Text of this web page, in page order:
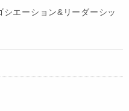
エーション&リーダーシッ